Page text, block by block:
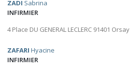
ZADI Sabrina
INFIRMIER
4 Place DU GENERAL LECLERC 91401 Orsay
ZAFARI Hyacine
INFIRMIER